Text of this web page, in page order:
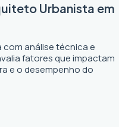
Urbanista em
análise técnica e
fatores que impactam
e o desempenho do